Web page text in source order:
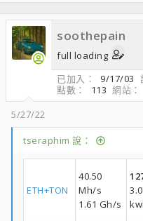
soothepain
full loading
已加入
9/17/03
點數
113 網站
5/27/22
tseraphim 說：
ETH+TON
40.50
Mh/s
1.61 Gh/s
3.0